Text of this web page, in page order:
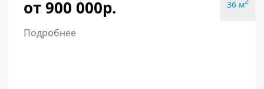
от 900 000р.
Подробнее
36 м